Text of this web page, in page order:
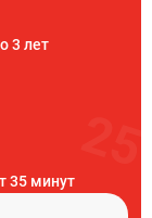
3 лет
35 минут